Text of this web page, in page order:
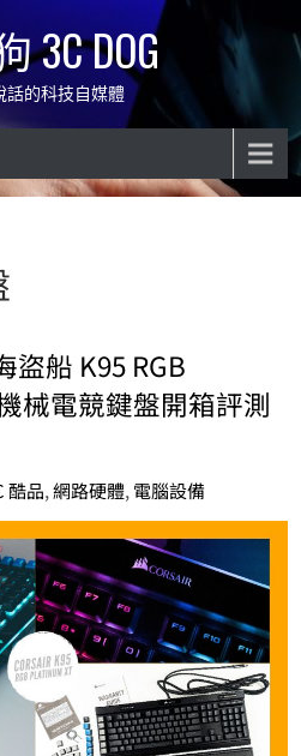
3C DOG
話的科技自媒體
盜船 K95 RGB
械電競鍵盤開箱評測
酷品,網路硬體, 電腦設備